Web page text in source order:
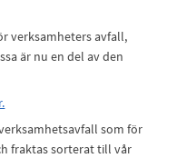
verksamheters avfall,
är nu en del av den
som för
fraktas sorterat till vår